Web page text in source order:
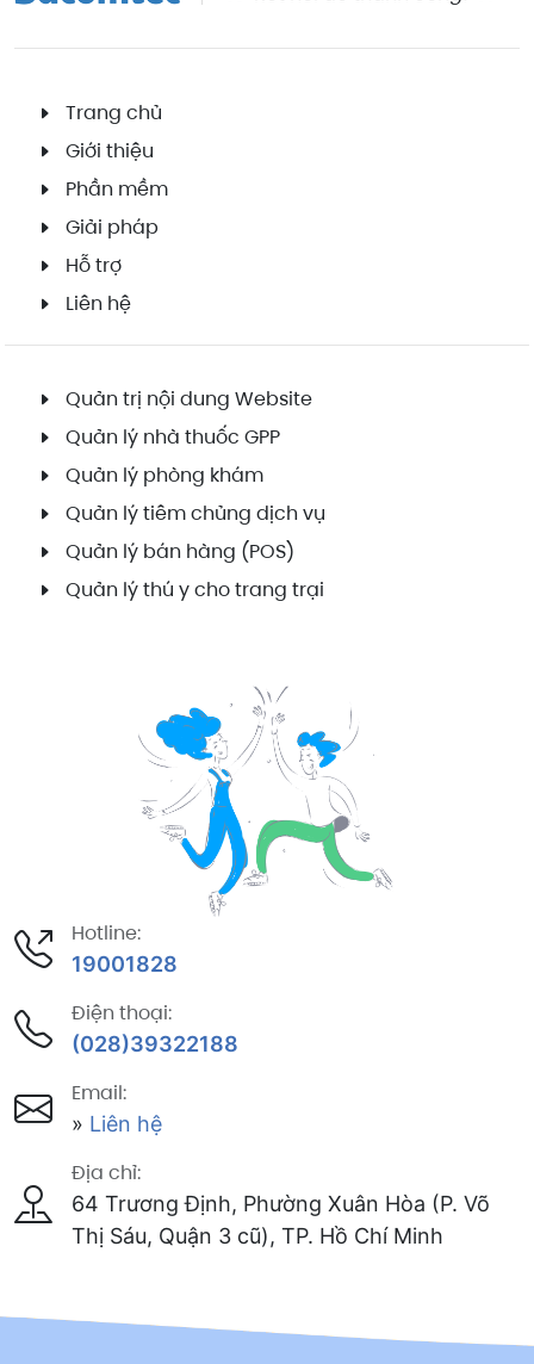
Trang chủ
Giới thiệu
Phần mềm
Giải pháp
Hỗ trợ
Liên hệ
Quản trị nội dung Website
Quản lý nhà thuốc GPP
Quản lý phòng khám
Quản lý tiêm chủng dịch vụ
Quản lý bán hàng (POS)
Quản lý thú y cho trang trại
Hotline:
19001828
Điện thoại:
(028)39322188
Email:
» Liên hệ
Địa chỉ:
64 Trương Định, Phường Xuân Hòa (P. Võ
Thị Sáu, Quận 3 cũ), TP. Hồ Chí Minh